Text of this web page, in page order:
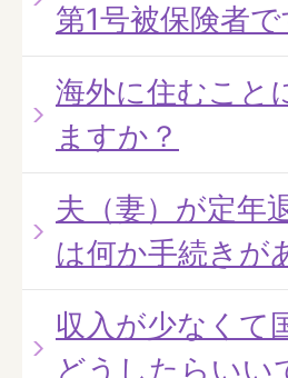
第1号被保険者
海外に住むこと
ますか？
夫（妻）が定年
は何か手続きが
収入が少なくて
どうしたらいい